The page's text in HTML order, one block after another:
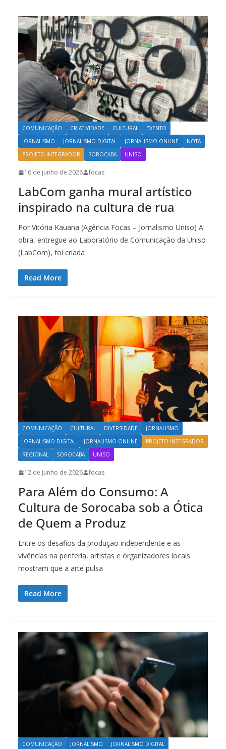
COMUNICAÇÃO CRIATIVIDADE CULTURAL
EVENTO
JORNALISMO
JORNALISMO DIGITAL JORNALISMO ONLINE
NOTA
PROJETO INTEGRADOR
SOROCABA UNISO
16 de junho de 2026 focas
LabCom ganha mural artístico
inspirado na cultura de rua
Por Vitória Kauana (Agência Focas – Jornalismo Uniso) A
obra, entregue ao Laboratório de Comunicação da Uniso
(LabCom), foi criada
Read More
COMUNICAÇÃO CULTURAL DIVERSIDADE
JORNALISMO
JORNALISMO DIGITAL
JORNALISMO ONLINE
PROJETO INTEGRADOR
REGIONAL
SOROCABA UNISO
12 de junho de 2026 focas
Para Além do Consumo: A
Cultura de Sorocaba sob a Ótica
de Quem a Produz
Entre os desafios da produção independente e as
vivências na periferia, artistas e organizadores locais
mostram que a arte pulsa
Read More
COMUNICAÇÃO JORNALISMO
JORNALISMO DIGITAL